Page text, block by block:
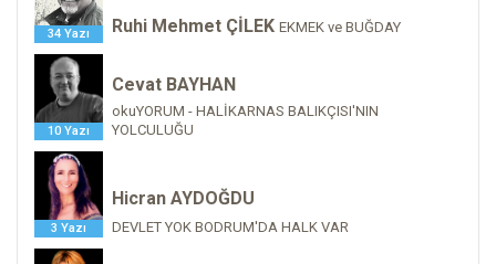
34 Yazı Ruhi Mehmet ÇİLEK EKMEK ve BUĞDAY
10 Yazı
Cevat BAYHAN
okuYORUM - HALİKARNAS BALIKÇISI'NIN
YOLCULUĞU
3 Yazı
Hicran AYDOĞDU
DEVLET YOK BODRUM'DA HALK VAR